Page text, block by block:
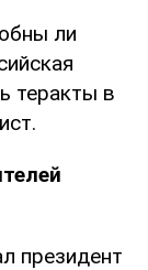
ли
теракты в
президент